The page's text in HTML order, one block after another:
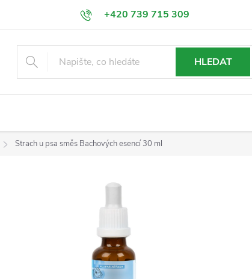
+420 739 715 309
info@esence-bachovy.com
HLEDAT
Strach u psa směs Bachových esencí 30 ml